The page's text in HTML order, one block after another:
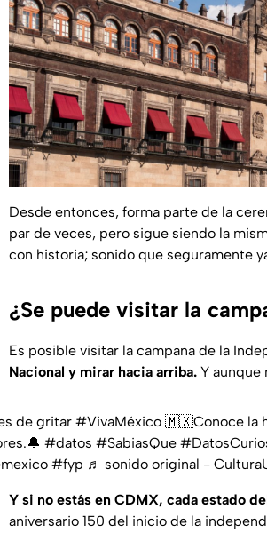
Desde entonces, forma parte de la
par de veces, pero sigue siendo la
con historia; sonido que seguramente
¿Se puede visitar la
Es posible visitar la campana de la
Nacional y mirar hacia arriba. Y aunque
de gritar #VivaMéxico 🇲🇽Conoce la
#datos #SabiasQue
#fyp ♬ sonido original -
Y si no estás en CDMX, cada estado
aniversario 150 del inicio de la